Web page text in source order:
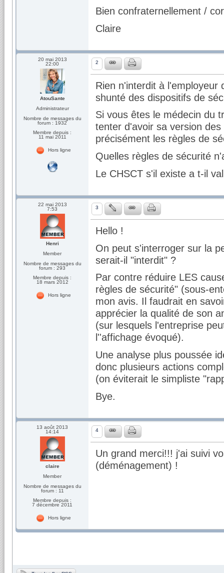
Bien confraternellement /
Claire
20 mai 2013
22:00
AtouSante
Administrateur
Nombre de messages du
forum : 1932
Membre depuis :
11 mai 2011
Hors ligne
2
Rien n'interdit à l'employeur
shunté des dispositifs de
Si vous êtes le médecin du
tenter d'avoir sa version
précisément les règles de
Quelles règles de sécurité
Le CHSCT s'il existe a t-il
22 mai 2013
7:53
Henri
Member
Nombre de messages du
forum : 293
Membre depuis :
18 mars 2012
Hors ligne
3
Hello !
On peut s'interroger sur la
serait-il "interdit" ?
Par contre réduire LES
règles de sécurité" (sous-
mon avis. Il faudrait en
apprécier la qualité de son
(sur lesquels l'entreprise
l''affichage évoqué).
Une analyse plus poussée
donc plusieurs actions
(on éviterait le simpliste
Bye.
13 août 2013
14:14
claire
Member
Nombre de messages du
forum : 11
Membre depuis :
7 décembre 2011
Hors ligne
4
Un grand merci!!! j'ai suivi
(déménagement) !